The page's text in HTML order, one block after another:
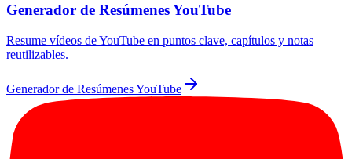
Generador de Resúmenes YouTube
Resume vídeos de YouTube en puntos clave, capítulos y notas
reutilizables.
Generador de Resúmenes YouTube